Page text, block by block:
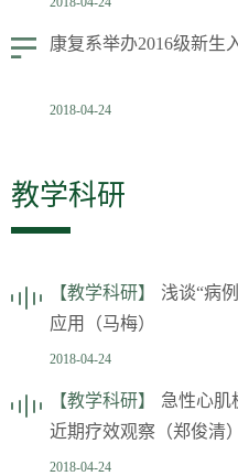
康复系举办2016级新生
2018-04-24
教学科研
【教学科研】
浅谈“病
应用（马梅）
2018-04-24
【教学科研】
急性心肌
近期疗效观察（郑俊清）
2018-04-24